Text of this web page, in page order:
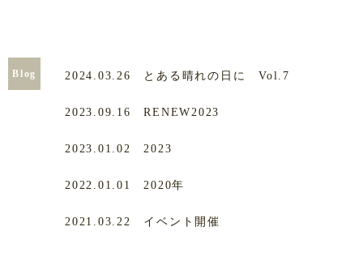
Blog 2024.03.26 とある晴れの日に Vol.7
2023.09.16 RENEW2023
2023.01.02 2023
2022.01.01 2020年
2021.03.22 イベント開催